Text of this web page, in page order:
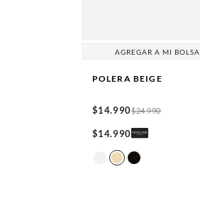
AGREGAR A MI BOLSA
POLERA BEIGE
$14.990$24.990
$14.990